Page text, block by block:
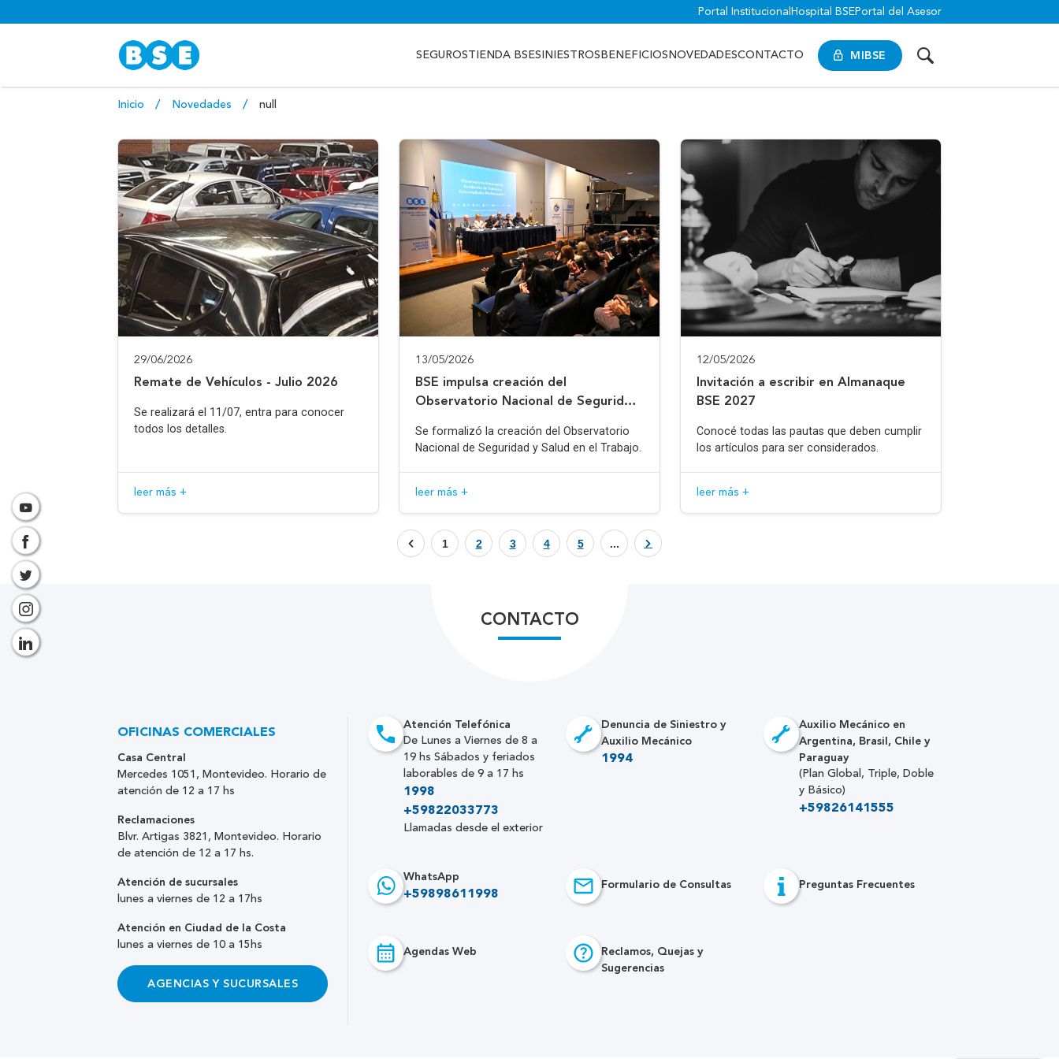
Portal Institucional Hospital BSE Portal del Asesor
MIBSE
SEGUROSTIENDA BSESINIESTROS BENEFICIOS NOVEDADESCONTACTO
Inicio Novedades null
29/06/2026
Remate de Vehículos - Julio 2026
Se realizará el 11/07, entra para conocer
todos los detalles.
leer más +
13/05/2026
BSE impulsa creación del
Observatorio Nacional de Seguridad
Se formalizó la creación del Observatorio
Nacional de Seguridad y Salud en el Trabajo.
leer más +
12/05/2026
Invitación a escribir en Almanaque
BSE 2027
Conocé todas las pautas que deben cumplir
los artículos para ser considerados.
leer más +
1 2 3 4 5 ...
CONTACTO
Atención Telefónica
De Lunes a Viernes de 8 a
19 hs Sábados y feriados
laborables de 9 a 17 hs
1998
+59822033773
Llamadas desde el exterior
Denuncia de Siniestro y
Auxilio Mecánico
1994
Auxilio Mecánico en
Argentina, Brasil, Chile y
Paraguay
(Plan Global, Triple, Doble
y Básico)
+59826141555
WhatsApp
+59898611998
Formulario de Consultas Preguntas Frecuentes
Agendas Web
Reclamos, Quejas y
Sugerencias
OFICINAS COMERCIALES
Casa Central
Mercedes 1051, Montevideo. Horario de
atención de 12 a 17 hs
Reclamaciones
Blvr. Artigas 3821, Montevideo. Horario
de atención de 12 a 17 hs.
Atención de sucursales
lunes a viernes de 12 a 17hs
Atención en Ciudad de la Costa
lunes a viernes de 10 a 15hs
AGENCIAS Y SUCURSALES